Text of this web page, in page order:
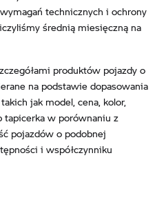
technicznych i ochrony
średnią miesięczną na
produktów pojazdy o
na podstawie dopasowania
jak model, cena, kolor,
tapicerka w porównaniu z
pojazdów o podobnej
i współczynniku